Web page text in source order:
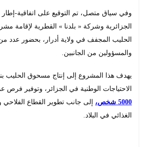
وفي سياق متصل، تم التوقيع على اتفاقية-إطار
الجزائرية وشركة « بلدنا » القطرية لإقامة
الحليب المجفف في ولاية أدرار، بحضور عدد
والمسؤولين من الجانبين.
يهدف هذا المشروع إلى إنتاج مسحوق الحليب
الاحتياجات الوطنية في الجزائر، وتوفير
5000 شخص،
إلى جانب تطوير القطاع الفلاحي
الغذائي في البلاد.